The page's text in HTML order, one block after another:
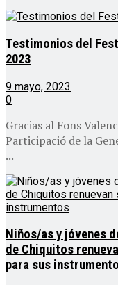
Testimonios del
2023
9 mayo, 2023
0
Gracias al Fons
Participació de la
...
Niños/as y jóvenes
de Chiquitos
para sus